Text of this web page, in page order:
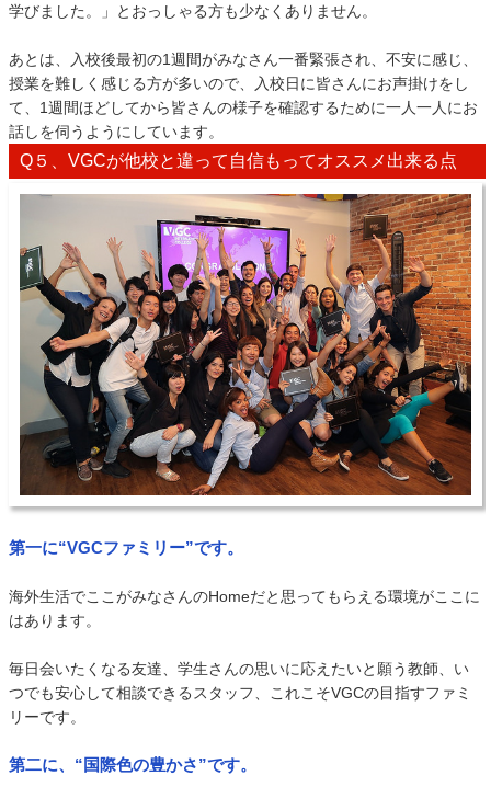
学びました。」とおっしゃる方も少なくありません。
あとは、入校後最初の1週間がみなさん一番緊張され、不安に感じ、
授業を難しく感じる方が多いので、入校日に皆さんにお声掛けをし
て、1週間ほどしてから皆さんの様子を確認するために一人一人にお
話しを伺うようにしています。
Q５、VGCが他校と違って自信もってオススメ出来る点
第一に“VGCファミリー”です。
海外生活でここがみなさんのHomeだと思ってもらえる環境がここに
はあります。
毎日会いたくなる友達、学生さんの思いに応えたいと願う教師、い
つでも安心して相談できるスタッフ、これこそVGCの目指すファミ
リーです。
第二に、“国際色の豊かさ”です。